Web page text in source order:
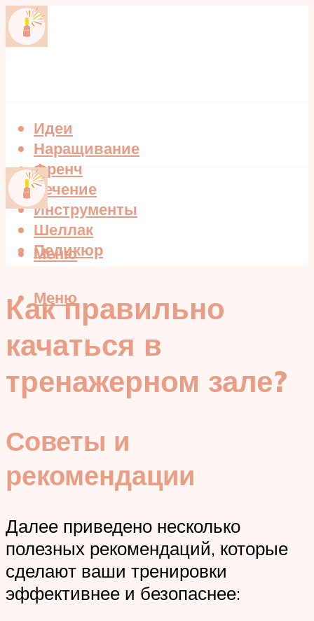
Идеи
Наращивание
Френч
Лечение
Инструменты
Шеллак
Педикюр
Меню
Меню
Как правильно
качаться в
тренажерном зале?
Советы и
рекомендации
Далее приведено несколько
полезных рекомендаций, которые
сделают ваши тренировки
эффективнее и безопаснее: